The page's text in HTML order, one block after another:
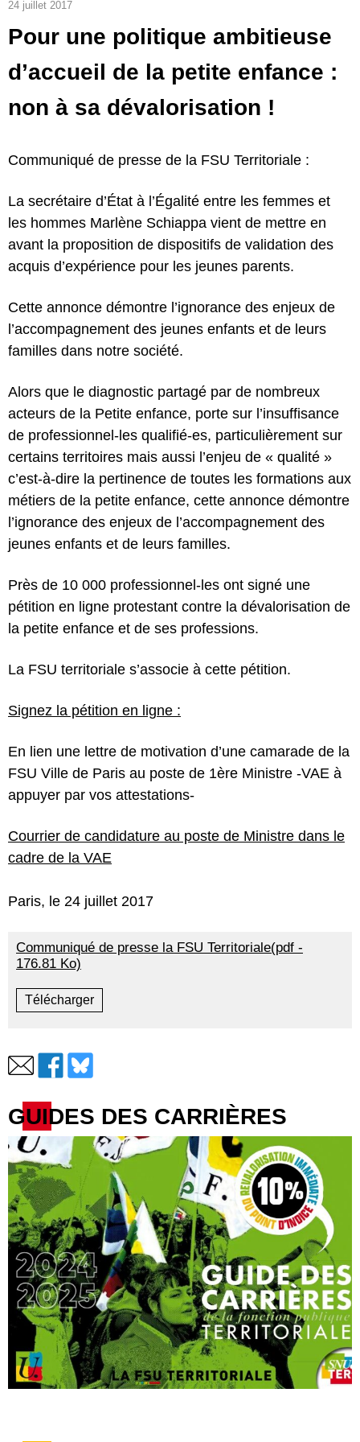
24 juillet 2017
Pour une politique ambitieuse
d’accueil de la petite enfance :
non à sa dévalorisation !
Communiqué de presse de la FSU Territoriale :
La secrétaire d’État à l’Égalité entre les femmes et
les hommes Marlène Schiappa vient de mettre en
avant la proposition de dispositifs de validation des
acquis d’expérience pour les jeunes parents.
Cette annonce démontre l’ignorance des enjeux de
l’accompagnement des jeunes enfants et de leurs
familles dans notre société.
Alors que le diagnostic partagé par de nombreux
acteurs de la Petite enfance, porte sur l’insuffisance
de professionnel-les qualifié-es, particulièrement sur
certains territoires mais aussi l’enjeu de « qualité »
c’est-à-dire la pertinence de toutes les formations aux
métiers de la petite enfance, cette annonce démontre
l’ignorance des enjeux de l’accompagnement des
jeunes enfants et de leurs familles.
Près de 10 000 professionnel-les ont signé une
pétition en ligne protestant contre la dévalorisation de
la petite enfance et de ses professions.
La FSU territoriale s’associe à cette pétition.
Signez la pétition en ligne :
En lien une lettre de motivation d’une camarade de la
FSU Ville de Paris au poste de 1ère Ministre -VAE à
appuyer par vos attestations-
Courrier de candidature au poste de Ministre dans le
cadre de la VAE
Paris, le 24 juillet 2017
Communiqué de presse la FSU Territoriale(pdf -
176.81 Ko)
Télécharger
GUIDES DES CARRIÈRES